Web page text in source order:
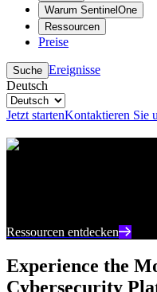
Warum SentinelOne
Ressourcen
Preise
Suche Ereignisse
Deutsch
Jetzt startenKontaktieren Sie
Ressourcencenter
Ressourcen entdecken
Experience the
Cybersecurity